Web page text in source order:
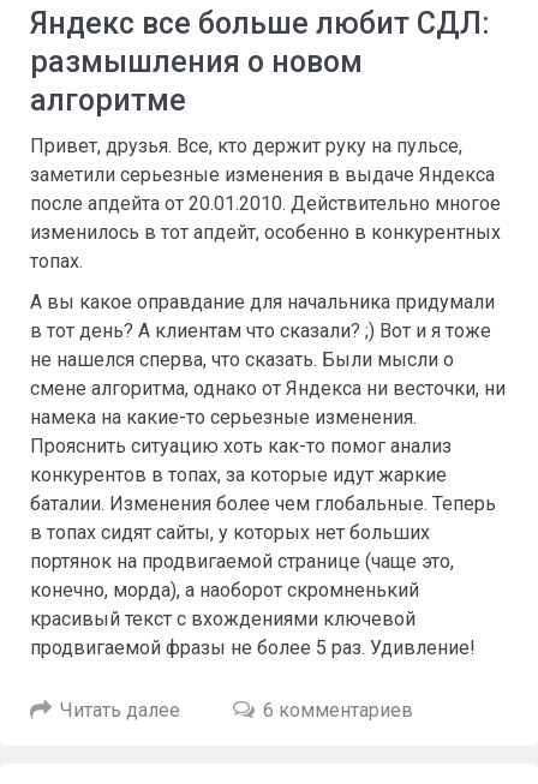
Яндекс все больше любит СДЛ:
размышления о новом
алгоритме
Привет, друзья. Все, кто держит руку на пульсе,
заметили серьезные изменения в выдаче Яндекса
после апдейта от 20.01.2010. Действительно многое
изменилось в тот апдейт, особенно в конкурентных
топах.
А вы какое оправдание для начальника придумали
в тот день? А клиентам что сказали? ;) Вот и я тоже
не нашелся сперва, что сказать. Были мысли о
смене алгоритма, однако от Яндекса ни весточки, ни
намека на какие-то серьезные изменения.
Прояснить ситуацию хоть как-то помог анализ
конкурентов в топах, за которые идут жаркие
баталии. Изменения более чем глобальные. Теперь
в топах сидят сайты, у которых нет больших
портянок на продвигаемой странице (чаще это,
конечно, морда), а наоборот скромненький
красивый текст с вхождениями ключевой
продвигаемой фразы не более 5 раз. Удивление!
Читать далее 6 комментариев